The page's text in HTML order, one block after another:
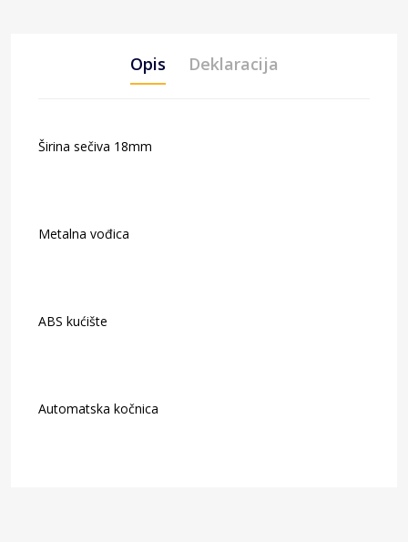
Opis Deklaracija
Širina sečiva 18mm
Metalna vođica
ABS kućište
Automatska kočnica